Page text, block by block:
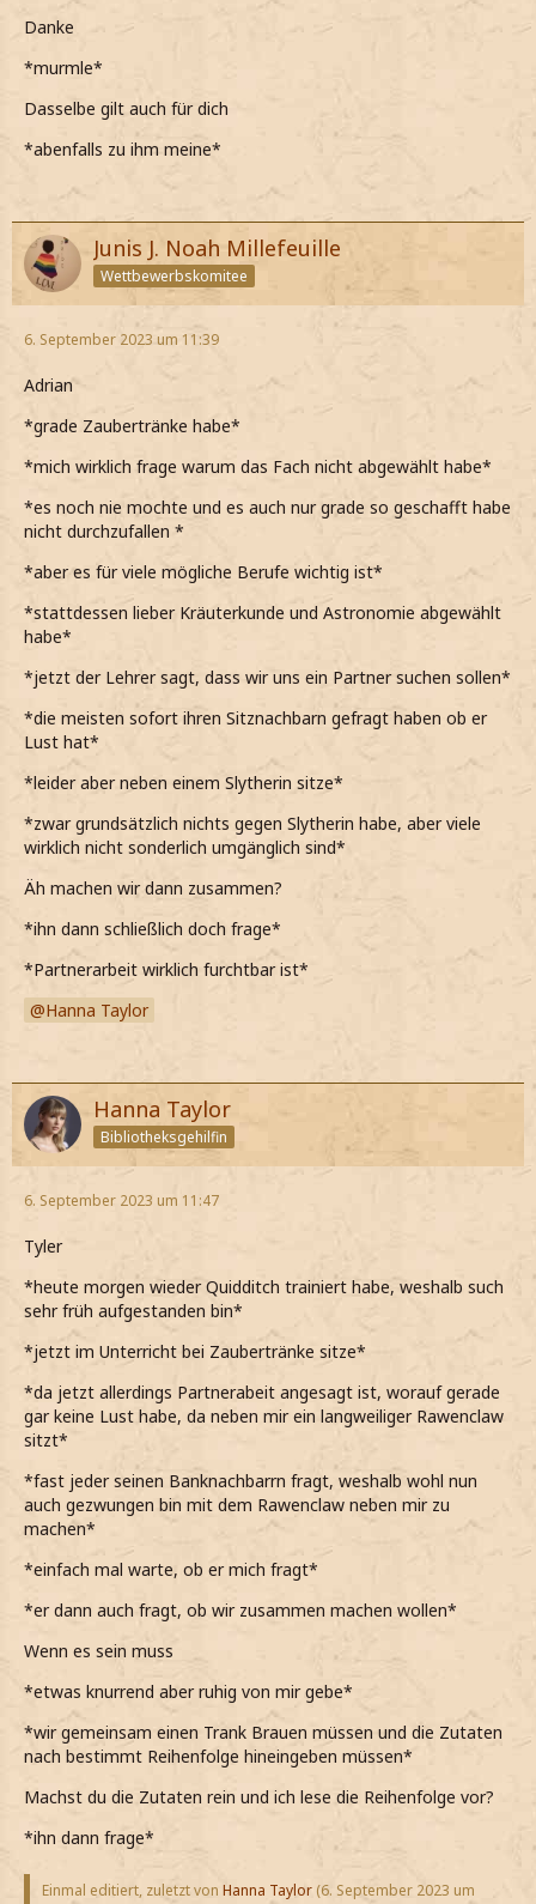
Danke
*murmle*
Dasselbe gilt auch für dich
*abenfalls zu ihm meine*
Junis J. Noah Millefeuille
Wettbewerbskomitee
6. September 2023 um 11:39
Adrian
*grade Zaubertränke habe*
*mich wirklich frage warum das Fach nicht abgewählt habe*
*es noch nie mochte und es auch nur grade so geschafft habe
nicht durchzufallen *
*aber es für viele mögliche Berufe wichtig ist*
*stattdessen lieber Kräuterkunde und Astronomie abgewählt
habe*
*jetzt der Lehrer sagt, dass wir uns ein Partner suchen sollen*
*die meisten sofort ihren Sitznachbarn gefragt haben ob er
Lust hat*
*leider aber neben einem Slytherin sitze*
*zwar grundsätzlich nichts gegen Slytherin habe, aber viele
wirklich nicht sonderlich umgänglich sind*
Äh machen wir dann zusammen?
*ihn dann schließlich doch frage*
*Partnerarbeit wirklich furchtbar ist*
Hanna Taylor
Hanna Taylor
Bibliotheksgehilfin
6. September 2023 um 11:47
Tyler
*heute morgen wieder Quidditch trainiert habe, weshalb such
sehr früh aufgestanden bin*
*jetzt im Unterricht bei Zaubertränke sitze*
*da jetzt allerdings Partnerabeit angesagt ist, worauf gerade
gar keine Lust habe, da neben mir ein langweiliger Rawenclaw
sitzt*
*fast jeder seinen Banknachbarrn fragt, weshalb wohl nun
auch gezwungen bin mit dem Rawenclaw neben mir zu
machen*
*einfach mal warte, ob er mich fragt*
*er dann auch fragt, ob wir zusammen machen wollen*
Wenn es sein muss
*etwas knurrend aber ruhig von mir gebe*
*wir gemeinsam einen Trank Brauen müssen und die Zutaten
nach bestimmt Reihenfolge hineingeben müssen*
Machst du die Zutaten rein und ich lese die Reihenfolge vor?
*ihn dann frage*
Einmal editiert, zuletzt von Hanna Taylor (6. September 2023 um